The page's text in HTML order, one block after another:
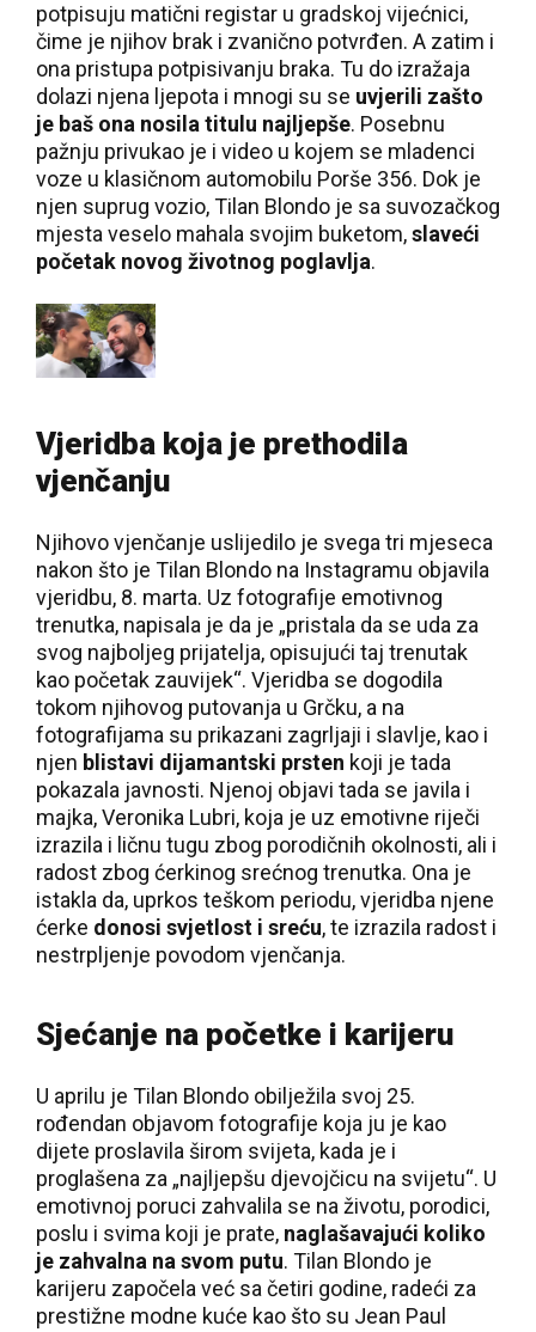
potpisuju matični registar u gradskoj vijećnici,
čime je njihov brak i zvanično potvrđen. A zatim i
ona pristupa potpisivanju braka. Tu do izražaja
dolazi njena ljepota i mnogi su se uvjerili zašto
je baš ona nosila titulu najljepše. Posebnu
pažnju privukao je i video u kojem se mladenci
voze u klasičnom automobilu Porše 356. Dok je
njen suprug vozio, Tilan Blondo je sa suvozačkog
mjesta veselo mahala svojim buketom,slaveći
početak novog životnog poglavlja.
Vjeridba koja je prethodila
vjenčanju
Njihovo vjenčanje uslijedilo je svega tri mjeseca
nakon što je Tilan Blondo na Instagramu objavila
vjeridbu, 8. marta. Uz fotografije emotivnog
trenutka, napisala je da je „pristala da se uda za
svog najboljeg prijatelja, opisujući taj trenutak
kao početak zauvijek“. Vjeridba se dogodila
tokom njihovog putovanja u Grčku, a na
fotografijama su prikazani zagrljaji i slavlje, kao i
njen blistavi dijamantski prsten koji je tada
pokazala javnosti. Njenoj objavi tada se javila i
majka, Veronika Lubri, koja je uz emotivne riječi
izrazila i ličnu tugu zbog porodičnih okolnosti, ali i
radost zbog ćerkinog srećnog trenutka. Ona je
istakla da, uprkos teškom periodu, vjeridba njene
ćerke donosi svjetlost i sreću, te izrazila radost i
nestrpljenje povodom vjenčanja.
Sjećanje na početke i karijeru
U aprilu je Tilan Blondo obilježila svoj 25.
rođendan objavom fotografije koja ju je kao
dijete proslavila širom svijeta, kada je i
proglašena za „najljepšu djevojčicu na svijetu“. U
emotivnoj poruci zahvalila se na životu, porodici,
poslu i svima koji je prate, naglašavajući koliko
je zahvalna na svom putu. Tilan Blondo je
karijeru započela već sa četiri godine, radeći za
prestižne modne kuće kao što su Jean Paul